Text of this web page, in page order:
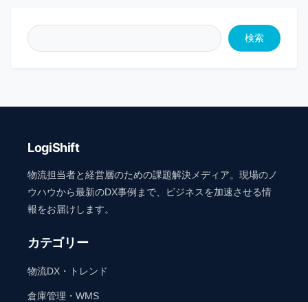
検索
LogiShift
物流担当者と経営層のための課題解決メディア。現場のノ
ウハウから最新のDX事例まで、ビジネスを加速させる情
報をお届けします。
カテゴリー
物流DX・トレンド
倉庫管理・WMS